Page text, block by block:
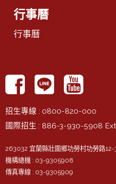
招生專線 : 0800-820-000
國際招生 : 886-3-930-5908
263032 宜蘭縣壯圍鄉功勞村功勞路12-
機構總機 : 03-9305908
傳真專線 : 03-9305909
行事曆
行事曆